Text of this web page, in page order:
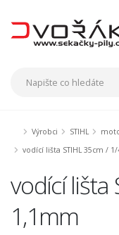
Výrobci STIHL
vodící lišta STIHL 35cm /
vodící lišta
1,1mm